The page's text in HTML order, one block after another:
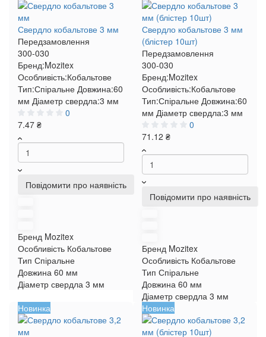
Свердло кобальтове 3 мм
Передзамовлення
300-030
Бренд:Mozitex
Особливість:Кобальтове
Тип:Спіральне Довжина:60
мм Діаметр свердла:3 мм
0
7.47 ₴
Повідомити про наявність
Бренд Mozitex
Особливість Кобальтове
Тип Спіральне
Довжина 60 мм
Діаметр свердла 3 мм
Свердло кобальтове 3 мм
(блістер 10шт)
Передзамовлення
300-030
Бренд:Mozitex
Особливість:Кобальтове
Тип:Спіральне Довжина:60
мм Діаметр свердла:3 мм
0
71.12 ₴
Повідомити про наявність
Бренд Mozitex
Особливість Кобальтове
Тип Спіральне
Довжина 60 мм
Діаметр свердла 3 мм
Новинка
Новинка